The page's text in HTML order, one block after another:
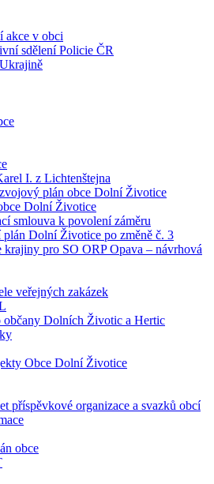
akce v obci
sdělení Policie ČR
I. z Lichtenštejna
plán obce Dolní Životice
Dolní Životice
smlouva k povolení záměru
plán Dolní Životice po změně č. 3
krajiny pro SO ORP Opava – návrhová
veřejných zakázek
občany Dolních Životic a Hertic
Obce Dolní Životice
příspěvkové organizace a svazků obcí
obce